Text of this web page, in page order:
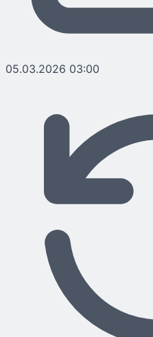
05.03.2026 03:00